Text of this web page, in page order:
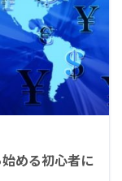
める初心者に